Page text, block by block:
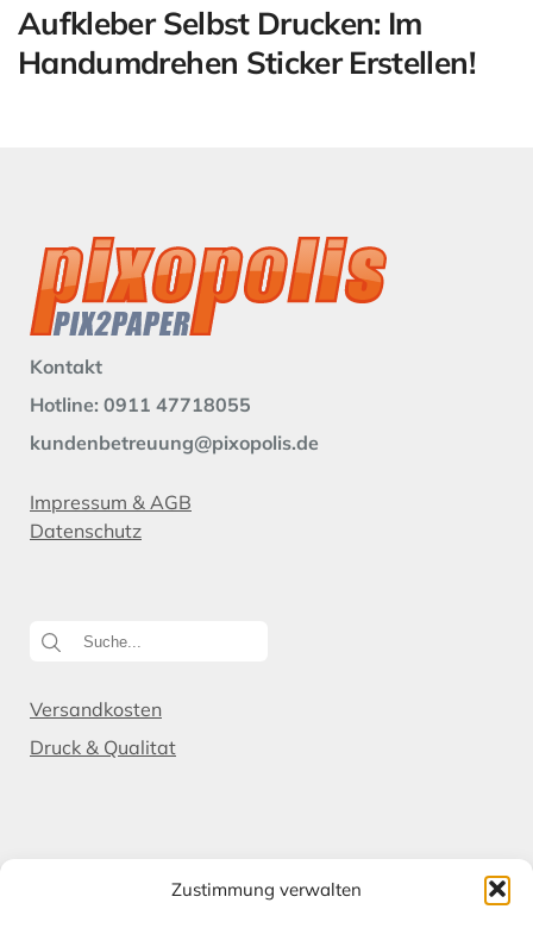
Zustimmung verwalten
Aufkleber Selbst Drucken: Im
Handumdrehen Sticker Erstellen!
Kontakt
Hotline: 0911 47718055
kundenbetreuung@pixopolis.de
Impressum & AGB
Datenschutz
Versandkosten
Druck & Qualitat